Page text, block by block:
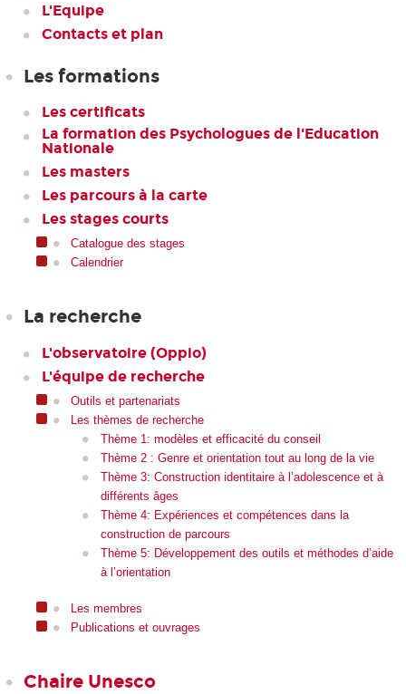
L'Equipe
Contacts et plan
Les formations
Les certificats
La formation des Psychologues de l'Education
Nationale
Les masters
Les parcours à la carte
Les stages courts
Catalogue des stages
Calendrier
La recherche
L'observatoire (Oppio)
L'équipe de recherche
Outils et partenariats
Les thèmes de recherche
Thème 1: modèles et efficacité du conseil
Thème 2 : Genre et orientation tout au long de la vie
Thème 3: Construction identitaire à l’adolescence et à
différents âges
Thème 4: Expériences et compétences dans la
construction de parcours
Thème 5: Développement des outils et méthodes d’aide
à l’orientation
Les membres
Publications et ouvrages
Chaire Unesco